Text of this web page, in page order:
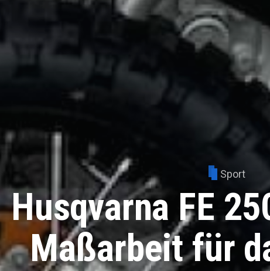
Sport
Husqvarna FE
Maßarbeit für